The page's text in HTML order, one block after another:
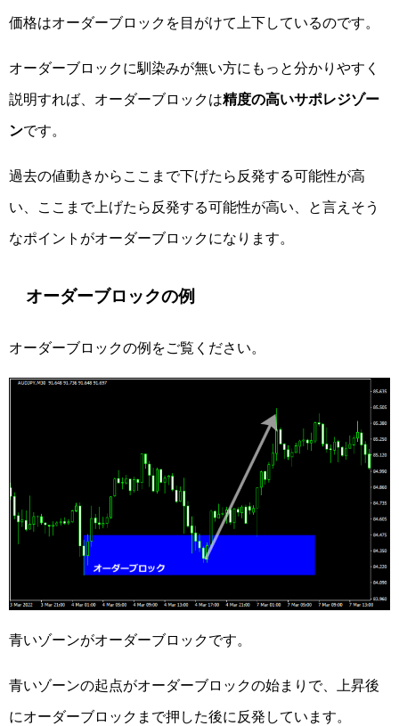
価格はオーダーブロックを目がけて上下しているのです。
オーダーブロックに馴染みが無い方にもっと分かりやすく
説明すれば、オーダーブロックは精度の高いサポレジゾー
ンです。
過去の値動きからここまで下げたら反発する可能性が高
い、ここまで上げたら反発する可能性が高い、と言えそう
なポイントがオーダーブロックになります。
オーダーブロックの例
オーダーブロックの例をご覧ください。
青いゾーンがオーダーブロックです。
青いゾーンの起点がオーダーブロックの始まりで、上昇後
にオーダーブロックまで押した後に反発しています。